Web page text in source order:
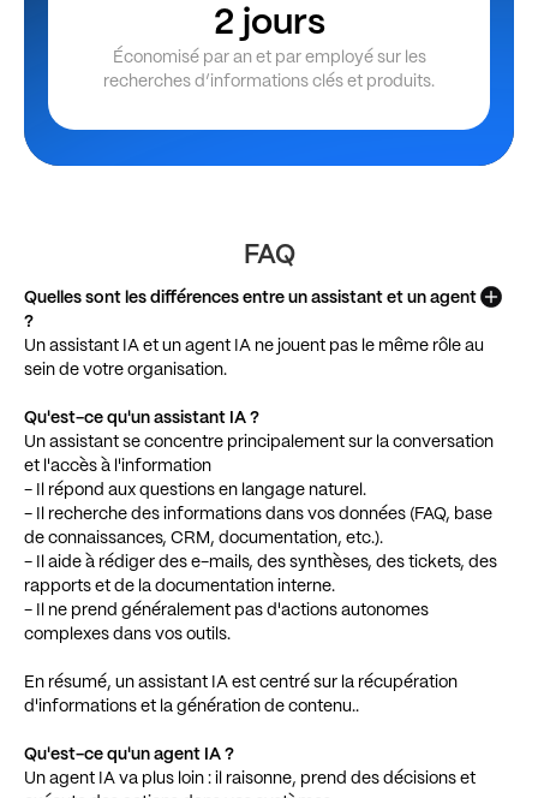
2 jours
Économisé par an et par employé sur les
recherches d’informations clés et produits.
FAQ
Quelles sont les différences entre un assistant et un agent
?
Un assistant IA et un agent IA ne jouent pas le même rôle au
sein de votre organisation.
Qu'est-ce qu'un assistant IA ?
Un assistant se concentre principalement sur la conversation
et l'accès à l'information
- Il répond aux questions en langage naturel.
- Il recherche des informations dans vos données (FAQ, base
de connaissances, CRM, documentation, etc.).
- Il aide à rédiger des e-mails, des synthèses, des tickets, des
rapports et de la documentation interne.
- Il ne prend généralement pas d'actions autonomes
complexes dans vos outils.
En résumé, un assistant IA est centré sur la récupération
d'informations et la génération de contenu..
Qu'est-ce qu'un agent IA ?
Un agent IA va plus loin : il raisonne, prend des décisions et